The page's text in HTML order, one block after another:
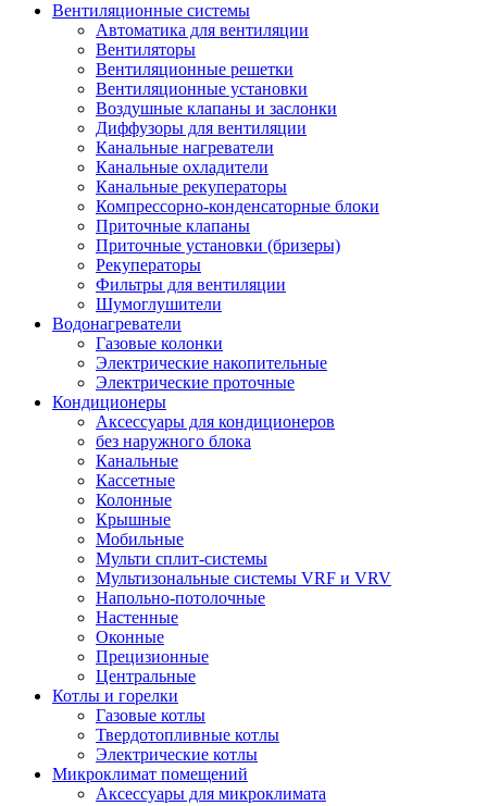
Вентиляционные системы
Автоматика для вентиляции
Вентиляторы
Вентиляционные решетки
Вентиляционные установки
Воздушные клапаны и заслонки
Диффузоры для вентиляции
Канальные нагреватели
Канальные охладители
Канальные рекуператоры
Компрессорно-конденсаторные блоки
Приточные клапаны
Приточные установки (бризеры)
Рекуператоры
Фильтры для вентиляции
Шумоглушители
Водонагреватели
Газовые колонки
Электрические накопительные
Электрические проточные
Кондиционеры
Аксессуары для кондиционеров
без наружного блока
Канальные
Кассетные
Колонные
Крышные
Мобильные
Мульти сплит-системы
Мультизональные системы VRF и VRV
Напольно-потолочные
Настенные
Оконные
Прецизионные
Центральные
Котлы и горелки
Газовые котлы
Твердотопливные котлы
Электрические котлы
Микроклимат помещений
Аксессуары для микроклимата